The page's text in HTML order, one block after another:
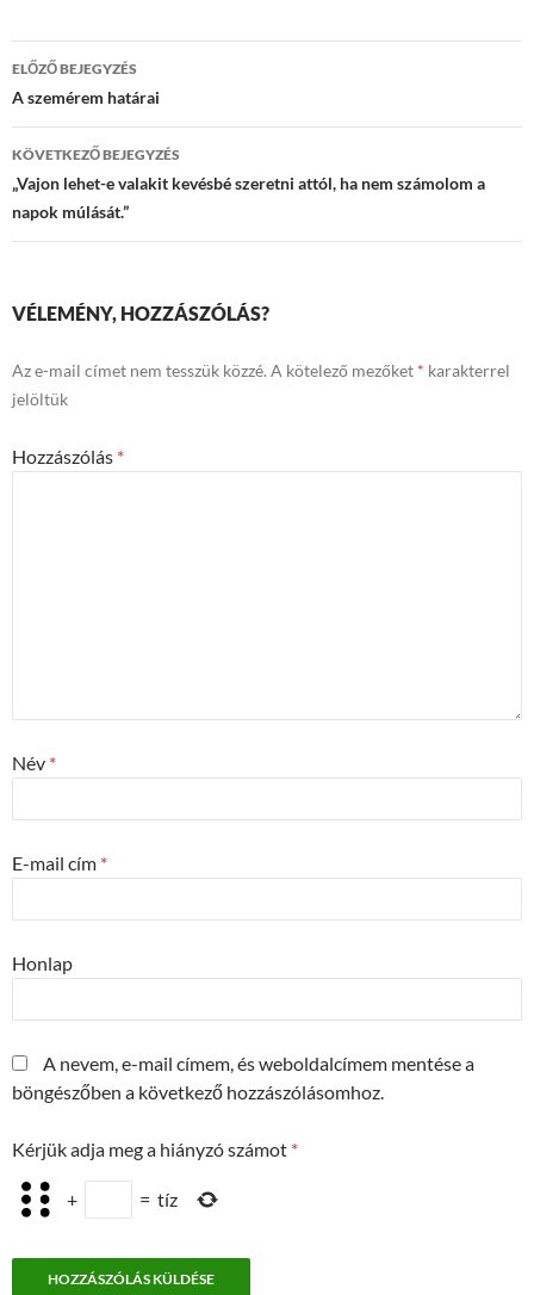
Bejegyzések
navigációja
ELŐZŐ BEJEGYZÉS
A szemérem határai
KÖVETKEZŐ BEJEGYZÉS
„Vajon lehet-e valakit kevésbé szeretni attól, ha nem számolom a
napok múlását.”
VÉLEMÉNY, HOZZÁSZÓLÁS?
Az e-mail címet nem tesszük közzé. A kötelező mezőket * karakterrel
jelöltük
Hozzászólás *
Név *
E-mail cím *
Honlap
A nevem, e-mail címem, és weboldalcímem mentése a
böngészőben a következő hozzászólásomhoz.
Kérjük adja meg a hiányzó számot *
+ = tíz